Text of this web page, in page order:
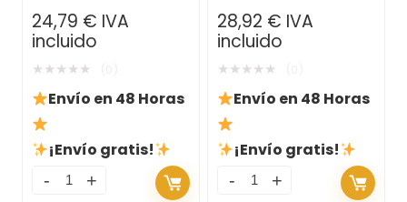
24,79 € IVA
incluido
★★★★★
Envío en 48 Horas
¡Envío gratis!
Confort en Cada Viaje
28,92 € IVA
incluido
★★★★★
Envío en 48 Horas
¡Envío gratis!